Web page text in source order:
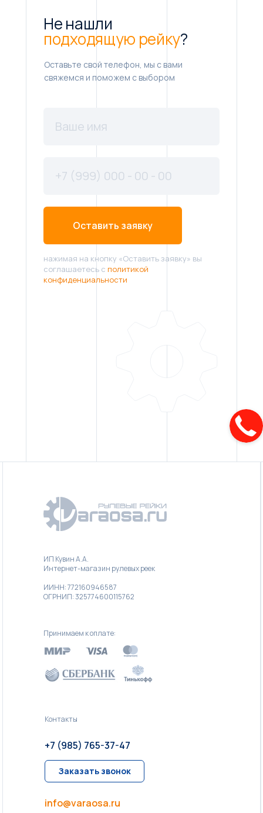
Не нашли
подходящую рейку?
Оставьте свой телефон, мы с вами
свяжемся и поможем с выбором
Оставить заявку
нажимая на кнопку «Оставить заявку» вы
соглашаетесь с политикой
конфиденциальности
Принимаем к оплате:
Контакты
ИП Кувин А.А.
Интернет-магазин рулевых реек
ИИНН: 772160946587
ОГРНИП: 325774600115762
info@varaosa.ru
+7 (985) 765-37-47
Заказать звонок